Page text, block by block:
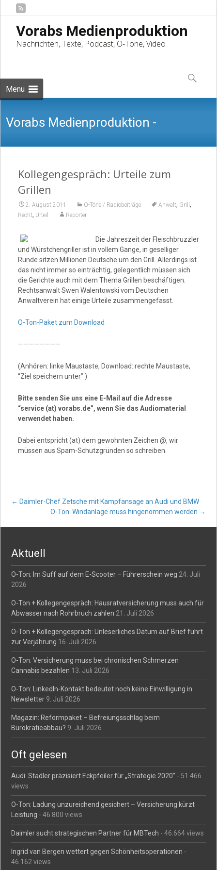
Vorabs Medienproduktion
Nachrichten, Texte, Podcast, O-Töne, Video
Menu
to
content
Suchen
nach:
Vorabs Medienproduktion -
Nachrichten, Texte, Podcast, O-Töne,
Video
Kollegengespräch: Urteile zum
Grillen
2. August 2011 O-Töne / Radiobeiträge Anwalt, Grill ,
Recht, Urteil Reporter
Die Jahreszeit der Fleischbruzzler
und Würstchengriller ist in vollem Gange, in geselliger
Runde sitzen Millionen Deutsche um den Grill. Allerdings ist
das nicht immer so einträchtig, gelegentlich müssen sich
die Gerichte auch mit dem Thema Grillen beschäftigen.
Rechtsanwalt Swen Walentowski vom Deutschen
Anwaltverein hat einige Urteile zusammengefasst.
O-Ton-Paket zum Download
————————
(Anhören: linke Maustaste, Download: rechte Maustaste,
“Ziel speichern unter” )
Bitte senden Sie uns eine E-Mail auf die Adresse
“service (at) vorabs.de”, wenn Sie das Audiomaterial
verwendet haben.
Dabei entspricht (at) dem gewohnten Zeichen @, wir
müssen aus Spam-Schutzgründen so schreiben.
Post
← Daimler-Chef Zetsche mit Kampfansage an Audi und BMW
O-Ton: Windanlage muss hingenommen werden →
Aktuell
O-Ton: Im Suff auf dem E-Scooter – Führerschein weg 24. Juli
2026
O-Ton + Kollegengespräch: Hausratversicherung muss auch für
Abwasser nach Rohrbruch zahlen 21. Juli 2026
O-Ton + Kollegengespräch: Unleserliches Datum auf Brief führt
zur Verjährung 16. Juli 2026
O-Ton: Versicherung muss bei chronischen Schmerzen
Cannabis bezahlen 13. Juli 2026
O-Ton: LinkedIn-Kontakt bedeutet noch keine Einwilligung in
Newsletter 9. Juli 2026
Magazin: Reformpaket – Befreiungsschlag beim
Bürokratieabbau? 9. Juli 2026
Oft gelesen
Audi: Stadler präzisiert Eckpfeiler für „Strategie 2020“ - 51.466
views
O-Ton: Ladung unzureichend gesichert – Versicherung kürzt
Leistung - 46.800 views
Daimler sucht strategischen Partner für MBTech - 46.664 views
Ingrid van Bergen wettert gegen Schönheitsoperationen -
46.162 views